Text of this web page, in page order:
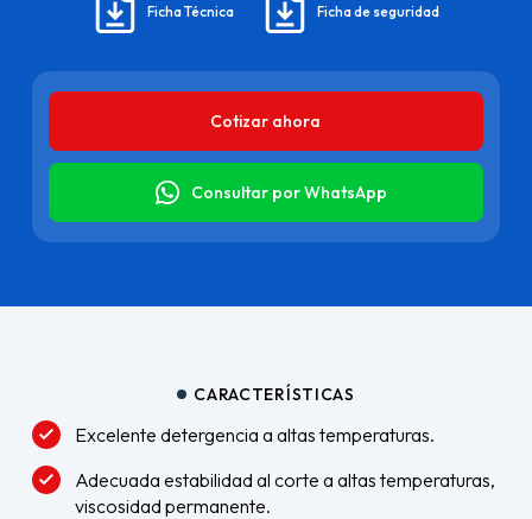
Ficha Técnica Ficha de seguridad
Cotizar ahora
Consultar por WhatsApp
CARACTERÍSTICAS
Excelente detergencia a altas temperaturas.
Adecuada estabilidad al corte a altas temperaturas,
viscosidad permanente.